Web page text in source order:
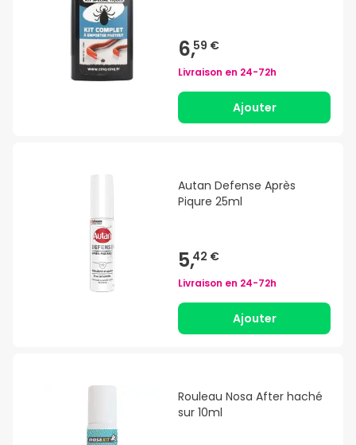
6,59 €
Livraison en 24-72h
Ajouter
Autan Defense Après
Piqure 25ml
5,42 €
Livraison en 24-72h
Ajouter
Rouleau Nosa After haché
sur 10ml